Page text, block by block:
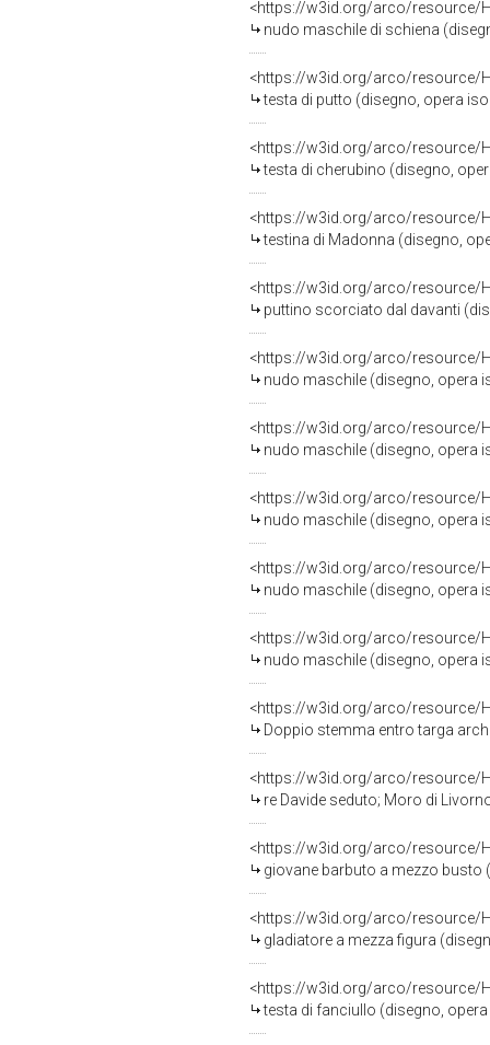
<https://w3id.org/arco/resource/
nudo maschile di schiena
<https://w3id.org/arco/resource/
testa di putto (disegno, opera
<https://w3id.org/arco/resource/
testa di cherubino (disegno,
<https://w3id.org/arco/resource/
testina di Madonna (disegno,
<https://w3id.org/arco/resource/
puttino scorciato dal davanti
<https://w3id.org/arco/resource/
nudo maschile (disegno, opera
<https://w3id.org/arco/resource/
nudo maschile (disegno, opera
<https://w3id.org/arco/resource/
nudo maschile (disegno, opera
<https://w3id.org/arco/resource/
nudo maschile (disegno, opera
<https://w3id.org/arco/resource/
nudo maschile (disegno, opera
<https://w3id.org/arco/resource/
Doppio stemma entro targa
<https://w3id.org/arco/resource/
re Davide seduto; Moro di
<https://w3id.org/arco/resource/
giovane barbuto a mezzo busto
<https://w3id.org/arco/resource/
gladiatore a mezza figura
<https://w3id.org/arco/resource/
testa di fanciullo (disegno,